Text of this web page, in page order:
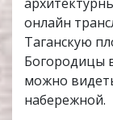
онлайн
Таганскую
Богородицы
можно
набережной.